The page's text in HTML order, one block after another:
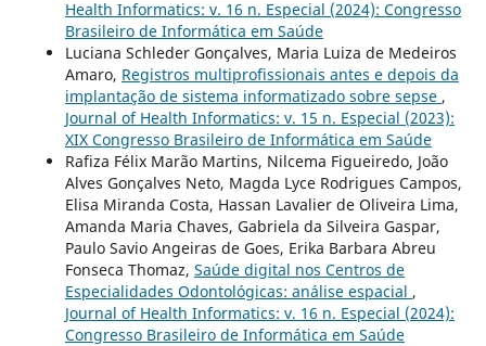
Health Informatics: v. 16 n. Especial (2024): Congresso
Brasileiro de Informática em Saúde
Luciana Schleder Gonçalves, Maria Luiza de Medeiros
Amaro, Registros multiprofissionais antes e depois da
implantação de sistema informatizado sobre sepse ,
Journal of Health Informatics: v. 15 n. Especial (2023):
XIX Congresso Brasileiro de Informática em Saúde
Rafiza Félix Marão Martins, Nilcema Figueiredo, João
Alves Gonçalves Neto, Magda Lyce Rodrigues Campos,
Elisa Miranda Costa, Hassan Lavalier de Oliveira Lima,
Amanda Maria Chaves, Gabriela da Silveira Gaspar,
Paulo Savio Angeiras de Goes, Erika Barbara Abreu
Fonseca Thomaz, Saúde digital nos Centros de
Especialidades Odontológicas: análise espacial ,
Journal of Health Informatics: v. 16 n. Especial (2024):
Congresso Brasileiro de Informática em Saúde